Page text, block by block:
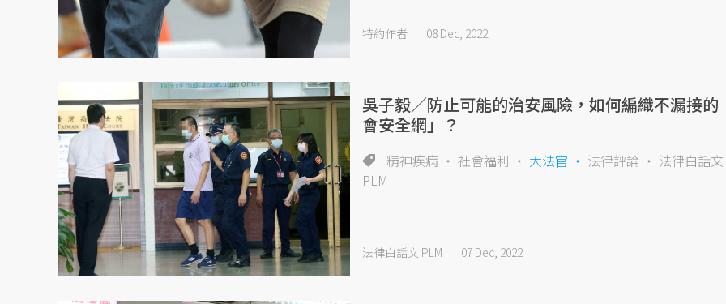
特約作者 08 Dec, 2022
吳子毅／防止可能的治安風險，如何編織不漏接的
會安全網」？
精神疾病 社會福利 大法官 法律評論
法律白話文
PLM
法律白話文 PLM 07 Dec, 2022